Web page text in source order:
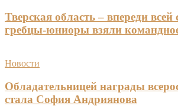
Тверская область – впереди
гребцы-юниоры взяли
Новости
Обладательницей награды
стала София Андриянова